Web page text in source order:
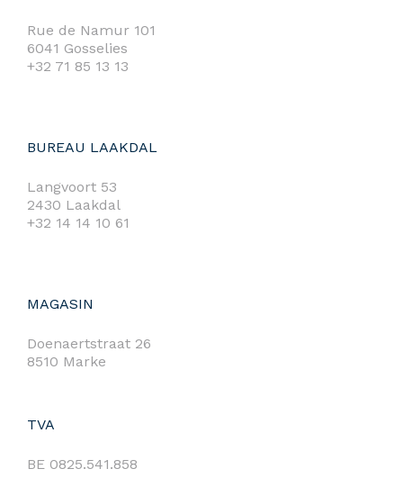
Rue de Namur 101
6041 Gosselies
+32 71 85 13 13
BUREAU LAAKDAL
Langvoort 53
2430 Laakdal
+32 14 14 10 61
MAGASIN
Doenaertstraat 26
8510 Marke
TVA
BE 0825.541.858